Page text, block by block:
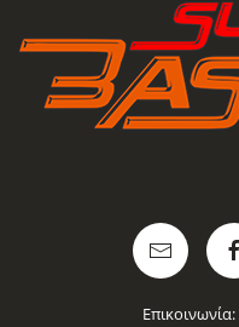
Επικοινωνία: